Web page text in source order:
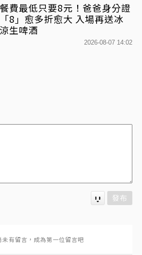
餐費最低只要8元！爸爸身分證
「8」愈多折愈大 入場再送冰
涼生啤酒
2026-08-07 14:02
發布